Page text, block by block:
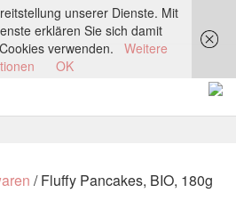
/ Fluffy Pancakes, BIO, 180g
unserer Dienste. Mit
erklären Sie sich damit
verwenden.
Weitere
OK